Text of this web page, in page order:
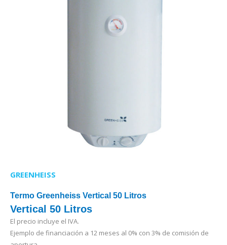
GREENHEISS
Termo Greenheiss Vertical 50 Litros
Vertical 50 Litros
El precio incluye el IVA.
Ejemplo de financiación a 12 meses al 0% con 3% de comisión de